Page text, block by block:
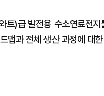
)급 발전용 수소연료전지
맵과 전체 생산 과정에 대